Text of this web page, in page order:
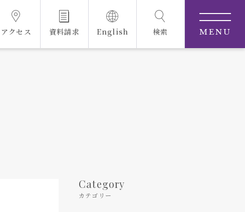
アクセス 資料請求 English 検索 MENU
Category
カテゴリー